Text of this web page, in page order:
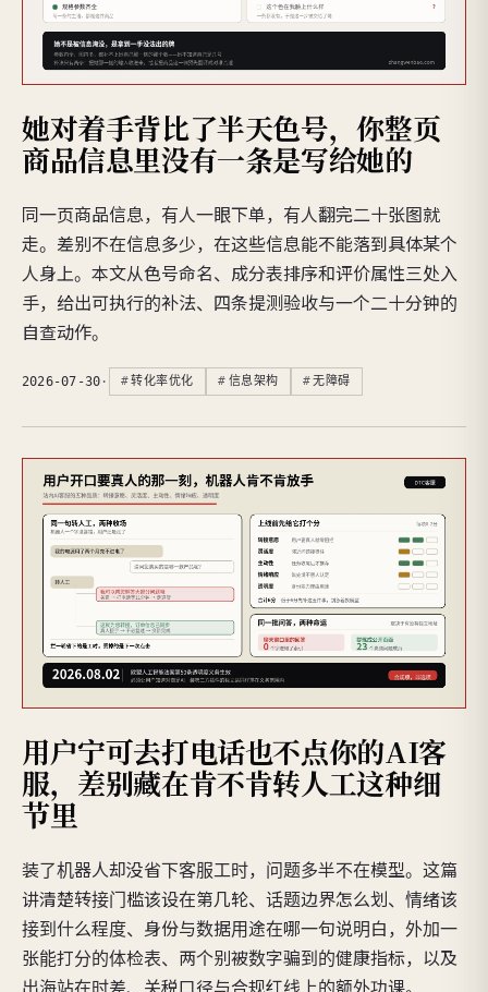
她对着手背比了半天色号，你整页
商品信息里没有一条是写给她的
同一页商品信息，有人一眼下单，有人翻完二十张图就
走。差别不在信息多少，在这些信息能不能落到具体某个
人身上。本文从色号命名、成分表排序和评价属性三处入
手，给出可执行的补法、四条提测验收与一个二十分钟的
自查动作。
2026-07-30 · 转化率优化 信息架构 无障碍
用户宁可去打电话也不点你的AI客
服，差别藏在肯不肯转人工这种细
节里
装了机器人却没省下客服工时，问题多半不在模型。这篇
讲清楚转接门槛该设在第几轮、话题边界怎么划、情绪该
接到什么程度、身份与数据用途在哪一句说明白，外加一
张能打分的体检表、两个别被数字骗到的健康指标，以及